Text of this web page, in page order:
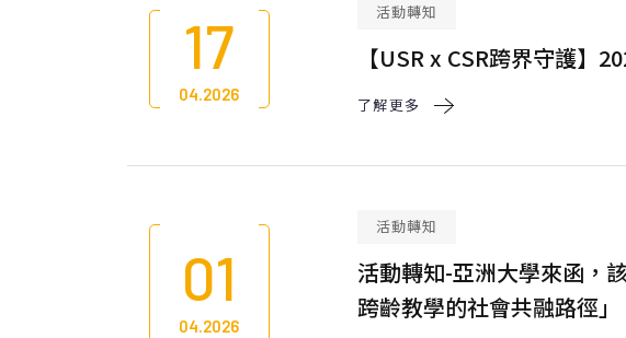
17
04.2026
活動轉知
【USR x CSR跨界守護】
了解更多
01
04.2026
活動轉知
活動轉知-亞洲大學來函，
跨齡教學的社會共融路徑